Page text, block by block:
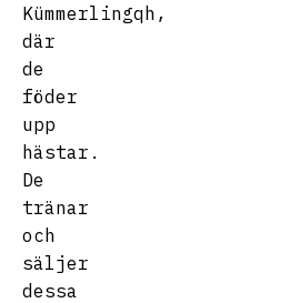
Kümmerlingqh,
där
de
föder
upp
hästar.
De
tränar
och
säljer
dessa